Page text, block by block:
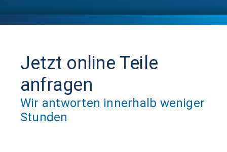
Jetzt online Teile
anfragen
Wir antworten innerhalb weniger
Stunden